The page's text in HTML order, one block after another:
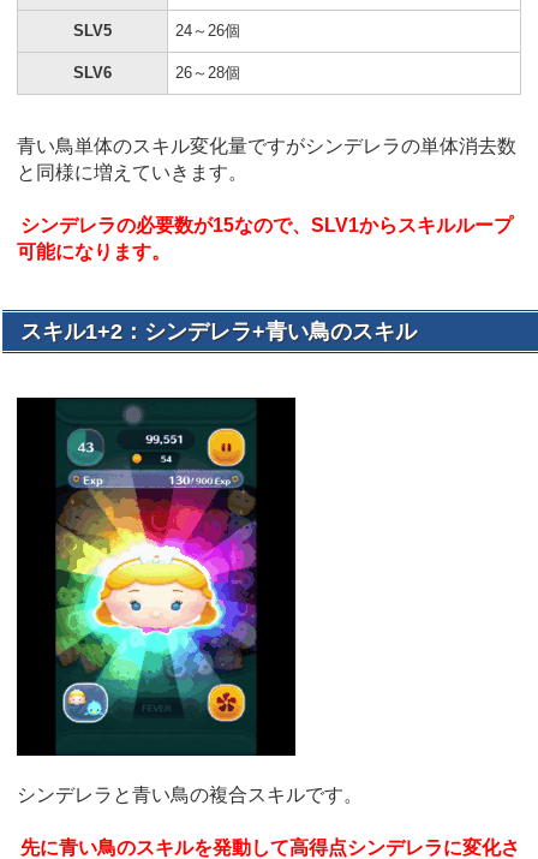
SLV5 24～26個
SLV6 26～28個
青い鳥単体のスキル変化量ですがシンデレラの単体消去数
と同様に増えていきます。
シンデレラの必要数が15なので、SLV1からスキルループ
可能になります。
スキル1+2：シンデレラ+青い鳥のスキル
シンデレラと青い鳥の複合スキルです。
先に青い鳥のスキルを発動して高得点シンデレラに変化さ